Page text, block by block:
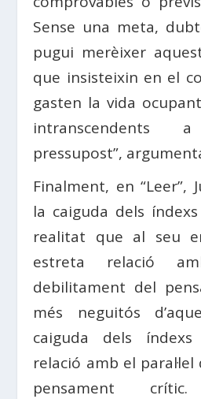
Sense una meta,
pugui merèixer
que insisteixin en el
gasten la vida
pressupost”,
Finalment, en “Leer”,
la caiguda dels
realitat que al seu
estreta relació
debilitament del
més neguitós
caiguda dels
relació amb el
pensament